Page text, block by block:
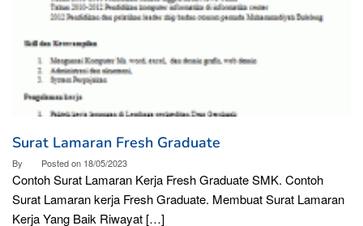
Surat Lamaran Fresh Graduate
By Posted on 18/05/2023
Contoh Surat Lamaran Kerja Fresh Graduate SMK. Contoh
Surat Lamaran kerja Fresh Graduate. Membuat Surat Lamaran
Kerja Yang Baik Riwayat […]